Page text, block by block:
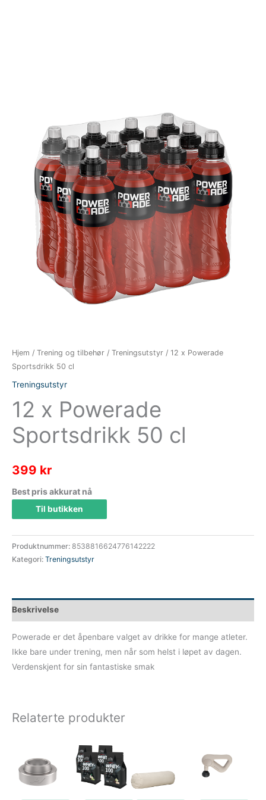
Hjem / Trening og tilbehør / Treningsutstyr / 12 x Powerade
Sportsdrikk 50 cl
Treningsutstyr
12 x Powerade
Sportsdrikk 50 cl
399 kr
Best pris akkurat nå
Til butikken
Produktnummer: 8538816624776142222
Kategori: Treningsutstyr
Beskrivelse
Powerade er det åpenbare valget av drikke for mange atleter.
Ikke bare under trening, men når som helst i løpet av dagen.
Verdenskjent for sin fantastiske smak
Relaterte produkter